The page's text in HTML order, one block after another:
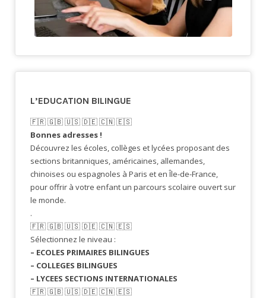
L’EDUCATION BILINGUE
🇫🇷​ 🇬🇧​ 🇺🇸​ 🇩🇪 🇨🇳 🇪🇸​
Bonnes adresses !
Découvrez les écoles, collèges et lycées proposant des
sections britanniques, américaines, allemandes,
chinoises ou espagnoles à Paris et en Île-de-France,
pour offrir à votre enfant un parcours scolaire ouvert sur
le monde.
.
🇫🇷​ 🇬🇧​ 🇺🇸​ 🇩🇪 🇨🇳 🇪🇸​
Sélectionnez le niveau :
– ECOLES PRIMAIRES BILINGUES
– COLLEGES BILINGUES
– LYCEES SECTIONS INTERNATIONALES
🇫🇷​ 🇬🇧​ 🇺🇸​ 🇩🇪 🇨🇳 🇪🇸​